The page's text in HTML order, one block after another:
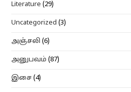
Literature (29)
Uncategorized (3)
அஞ்சலி (6)
அனுபவம் (87)
இசை (4)